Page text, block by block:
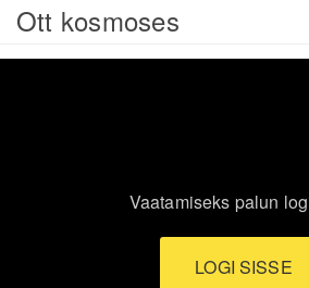
Ott kosmoses
Vaatamiseks palun
LOGI SISSE